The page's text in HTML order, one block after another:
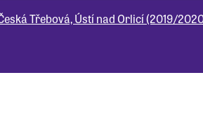
Třebová, Ústí nad Orlicí (2019/